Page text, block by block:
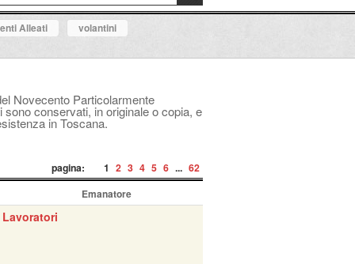
Alleati
volantini
Novecento Particolarmente
conservati, in originale o copia, e
in Toscana.
pagina: 1 2 3 4 5 6 ... 62
Emanatore
Lavoratori